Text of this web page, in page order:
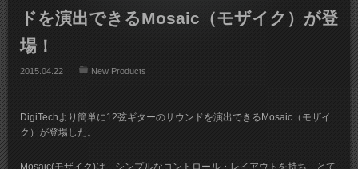
ドを演出できるMosaic（モザイク）が登
場！
2015.04.22 New Products
DigiTechより簡単に12弦ギターのサウンドを演出できるMosaic（モザイ
ク）が登場した。
Mosaic(モザイク)は、シンプルなコントロール・レイアウトを持ち、とて